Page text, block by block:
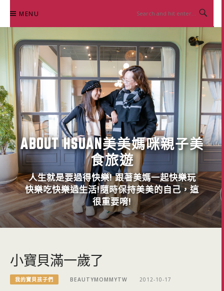
content
MENU
ABOUT HSUAN美美媽咪親子美
食旅遊
人生就是要過得快樂! 跟著美媽一起快樂玩
快樂吃快樂過生活!隨時保持美美的自己，這
很重要唷!
小寶貝滿一歲了
我的寶貝孩子們 BEAUTYMOMMYTW 2012-10-17